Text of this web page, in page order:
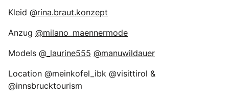
Kleid @rina.braut.konzept
Anzug @milano_maennermode
Models @_laurine555 @manuwildauer
Location @meinkofel_ibk @visittirol &
@innsbrucktourism